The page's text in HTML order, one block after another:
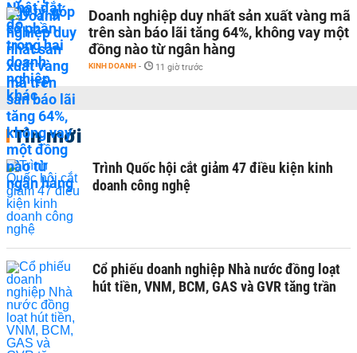
Doanh nghiệp duy nhất sản xuất vàng mã
trên sàn báo lãi tăng 64%, không vay một
đồng nào từ ngân hàng
KINH DOANH - 11 giờ trước
Tin mới
Trình Quốc hội cắt giảm 47 điều kiện kinh
doanh công nghệ
Cổ phiếu doanh nghiệp Nhà nước đồng loạt
hút tiền, VNM, BCM, GAS và GVR tăng trần